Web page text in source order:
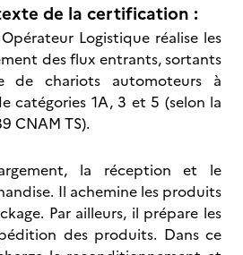
de la certification :
Logistique réalise les
des flux entrants, sortants
chariots automoteurs à
catégories 1A, 3 et 5 (selon la
CNAM TS).
la réception et le
Il achemine les produits
Par ailleurs, il prépare les
des produits. Dans ce